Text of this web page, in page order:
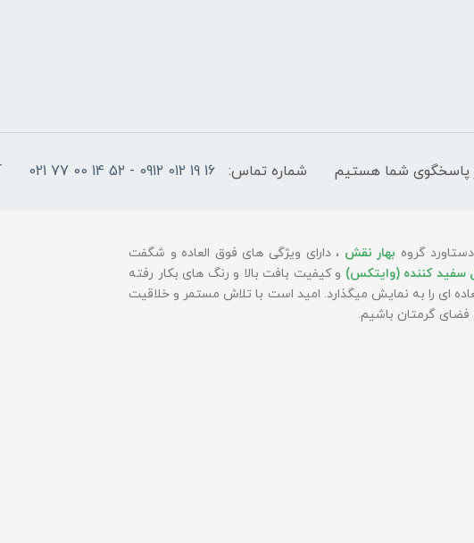
شماره تماس: 16 19 012 0912 - 52 14 00 77 021
گروه بهار نقش ، دارای ویژگی های فوق العاده و شگفت
سفید کننده (وایتکس) و کیفیت بافت بالا و رنگ های بکار رفته
ای را به نمایش میگذارد. امید است با تلاش مستمر و خلاقیت
فضای گرمتان باشیم.